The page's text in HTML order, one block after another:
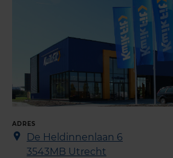
ADRES
De Heldinnenlaan 6
3543MB Utrecht